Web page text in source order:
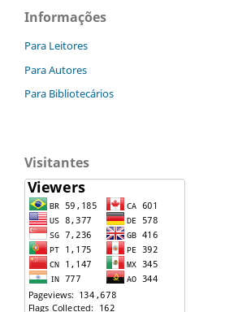
Informações
Para Leitores
Para Autores
Para Bibliotecários
Visitantes